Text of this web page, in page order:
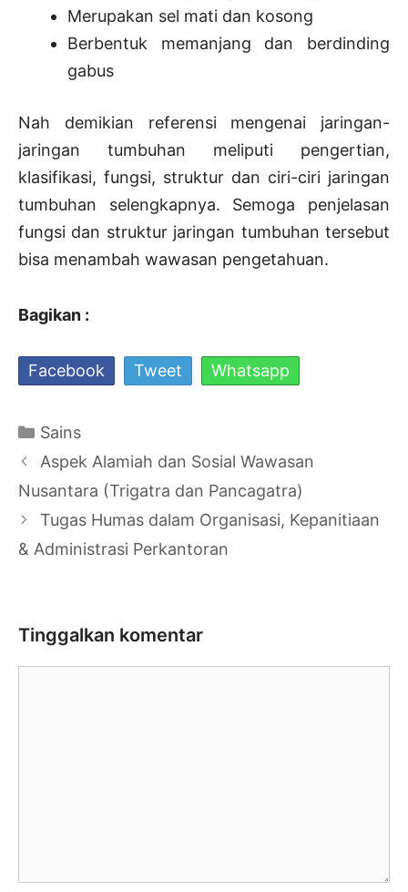
Merupakan sel mati dan kosong
Berbentuk memanjang dan berdinding
gabus
Nah demikian referensi mengenai jaringan-
jaringan tumbuhan meliputi pengertian,
klasifikasi, fungsi, struktur dan ciri-ciri jaringan
tumbuhan selengkapnya. Semoga penjelasan
fungsi dan struktur jaringan tumbuhan tersebut
bisa menambah wawasan pengetahuan.
Bagikan :
Facebook Tweet Whatsapp
Kategori
Sains
Navigasi
Tulisan
Aspek Alamiah dan Sosial Wawasan
Nusantara (Trigatra dan Pancagatra)
Tugas Humas dalam Organisasi, Kepanitiaan
& Administrasi Perkantoran
Tinggalkan komentar